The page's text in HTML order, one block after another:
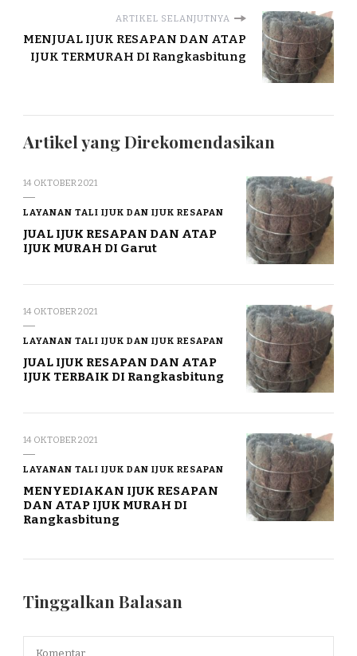
ARTIKEL SELANJUTNYA
MENJUAL IJUK RESAPAN DAN ATAP
IJUK TERMURAH DI Rangkasbitung
Artikel yang Direkomendasikan
14 OKTOBER 2021
LAYANAN TALI IJUK DAN IJUK RESAPAN
JUAL IJUK RESAPAN DAN ATAP
IJUK MURAH DI Garut
14 OKTOBER 2021
LAYANAN TALI IJUK DAN IJUK RESAPAN
JUAL IJUK RESAPAN DAN ATAP
IJUK TERBAIK DI Rangkasbitung
14 OKTOBER 2021
LAYANAN TALI IJUK DAN IJUK RESAPAN
MENYEDIAKAN IJUK RESAPAN
DAN ATAP IJUK MURAH DI
Rangkasbitung
Tinggalkan Balasan